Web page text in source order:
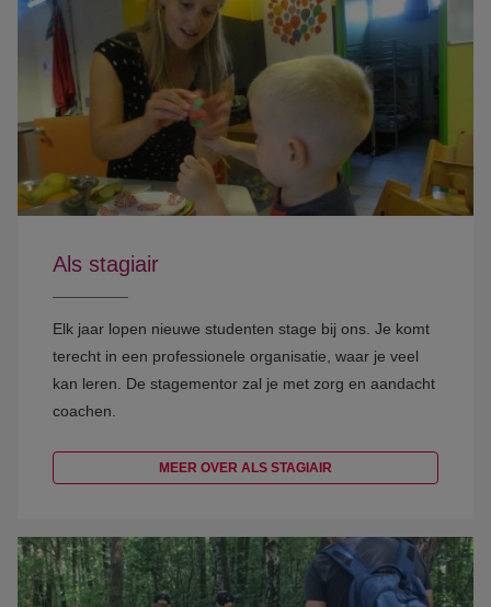
Als stagiair
Elk jaar lopen nieuwe studenten stage bij ons. Je komt
terecht in een professionele organisatie, waar je veel
kan leren. De stagementor zal je met zorg en aandacht
coachen.
MEER OVER ALS STAGIAIR